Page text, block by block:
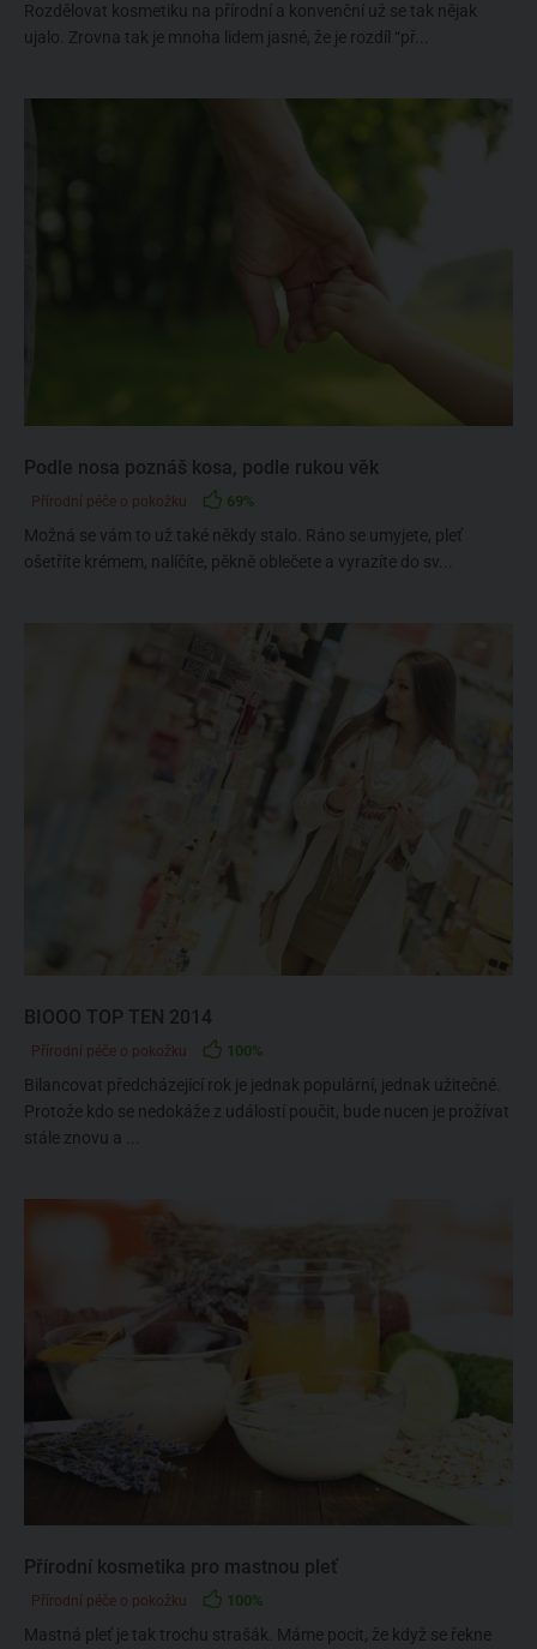
Rozdělovat kosmetiku na přírodní a konvenční už se tak nějak
ujalo. Zrovna tak je mnoha lidem jasné, že je rozdíl “př...
Podle nosa poznáš kosa, podle rukou věk
Přírodní péče o pokožku 69%
Možná se vám to už také někdy stalo. Ráno se umyjete, pleť
ošetříte krémem, nalíčíte, pěkně oblečete a vyrazíte do sv...
BIOOO TOP TEN 2014
Přírodní péče o pokožku 100%
Bilancovat předcházející rok je jednak populární, jednak užitečné.
Protože kdo se nedokáže z událostí poučit, bude nucen je prožívat
stále znovu a ...
Přírodní kosmetika pro mastnou pleť
Přírodní péče o pokožku 100%
Mastná pleť je tak trochu strašák. Máme pocit, že když se řekne